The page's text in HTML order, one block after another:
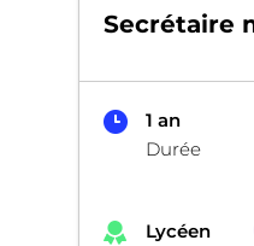
Secrétaire
1 an
Durée
Lycéen